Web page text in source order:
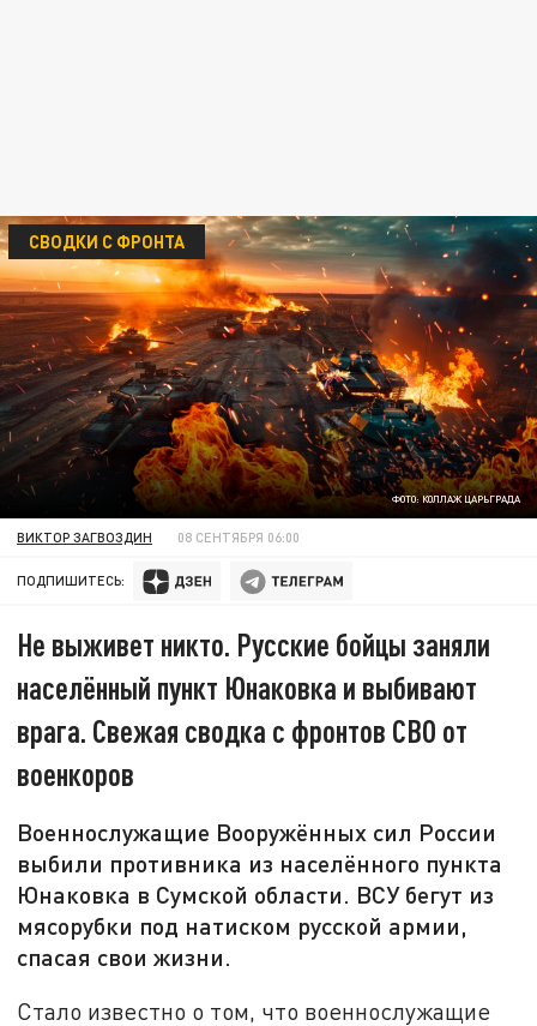
ФОТО: КОЛЛАЖ ЦАРЬГРАДА
СВОДКИ С ФРОНТА
ВИКТОР ЗАГВОЗДИН 08 СЕНТЯБРЯ 06:00
ПОДПИШИТЕСЬ:
Не выживет никто. Русские бойцы заняли
населённый пункт Юнаковка и выбивают
врага. Свежая сводка с фронтов СВО от
военкоров
Военнослужащие Вооружённых сил России
выбили противника из населённого пункта
Юнаковка в Сумской области. ВСУ бегут из
мясорубки под натиском русской армии,
спасая свои жизни.
Стало известно о том, что военнослужащие